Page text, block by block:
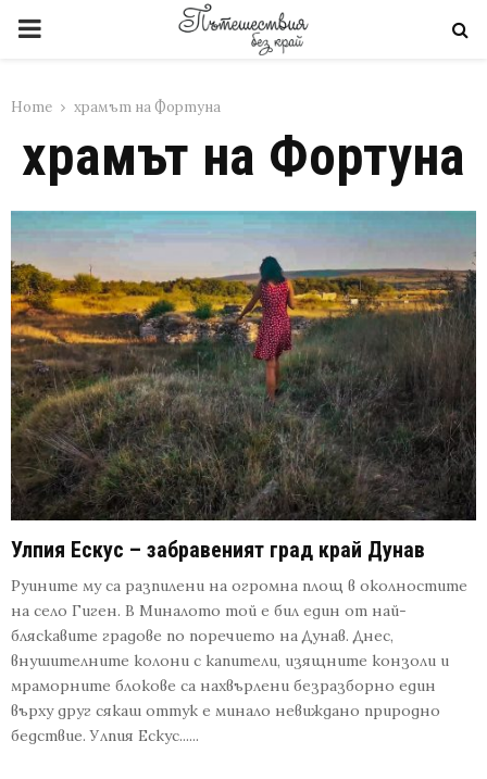
PRIMARY
Home храмът на Фортуна
храмът на Фортуна
Улпия Ескус – забравеният град край Дунав
Руините му са разпилени на огромна площ в околностите
на село Гиген. В Миналото той е бил един от най-
бляскавите градове по поречието на Дунав. Днес,
внушителните колони с капители, изящните конзоли и
мраморните блокове са нахвърлени безразборно един
върху друг сякаш оттук е минало невиждано природно
бедствие. Улпия Ескус......